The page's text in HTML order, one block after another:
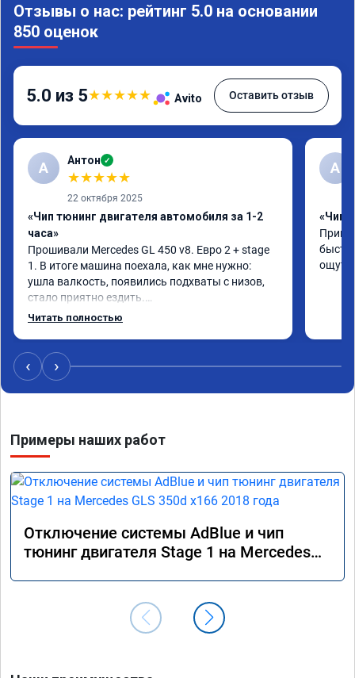
Отзывы о нас: рейтинг 5.0 на основании
850 оценок
5.0 из 5★★★★★ Avito Оставить отзыв
А Антон ✓
★★★★★
22 октября 2025
«Чип тюнинг двигателя автомобиля за 1-2
часа»
Прошивали Mercedes GL 450 v8. Евро 2 + stage
1. В итоге машина поехала, как мне нужно:
ушла валкость, появились подхваты с низов,
стало приятно ездить.
Одни из лучших трат, в авто! 🔥
Читать полностью
A
«Чип
‹ ›
Примеры наших работ
Отключение системы AdBlue и чип
тюнинг двигателя Stage 1 на Mercedes